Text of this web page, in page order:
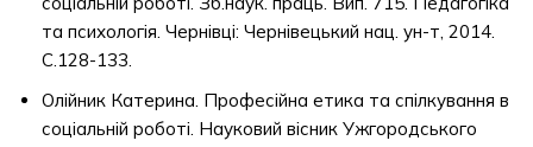
та психологія. Чернівці: Чернівецький нац. ун-т, 2014.
С.128-133.
Олійник Катерина. Професійна етика та спілкування в
соціальній роботі. Науковий вісник Ужгородського